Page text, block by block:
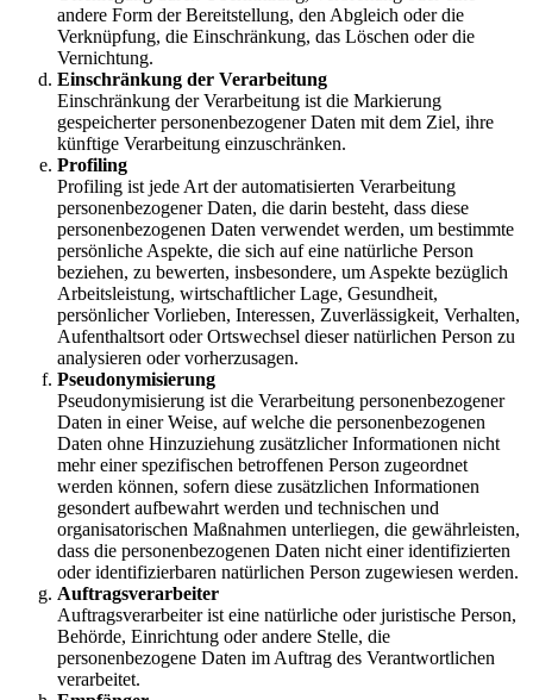
andere Form der Bereitstellung, den Abgleich oder die
Verknüpfung, die Einschränkung, das Löschen oder die
Vernichtung.
Einschränkung der Verarbeitung
Einschränkung der Verarbeitung ist die Markierung
gespeicherter personenbezogener Daten mit dem Ziel, ihre
künftige Verarbeitung einzuschränken.
Profiling
Profiling ist jede Art der automatisierten Verarbeitung
personenbezogener Daten, die darin besteht, dass diese
personenbezogenen Daten verwendet werden, um bestimmte
persönliche Aspekte, die sich auf eine natürliche Person
beziehen, zu bewerten, insbesondere, um Aspekte bezüglich
Arbeitsleistung, wirtschaftlicher Lage, Gesundheit,
persönlicher Vorlieben, Interessen, Zuverlässigkeit, Verhalten,
Aufenthaltsort oder Ortswechsel dieser natürlichen Person zu
analysieren oder vorherzusagen.
Pseudonymisierung
Pseudonymisierung ist die Verarbeitung personenbezogener
Daten in einer Weise, auf welche die personenbezogenen
Daten ohne Hinzuziehung zusätzlicher Informationen nicht
mehr einer spezifischen betroffenen Person zugeordnet
werden können, sofern diese zusätzlichen Informationen
gesondert aufbewahrt werden und technischen und
organisatorischen Maßnahmen unterliegen, die gewährleisten,
dass die personenbezogenen Daten nicht einer identifizierten
oder identifizierbaren natürlichen Person zugewiesen werden.
Auftragsverarbeiter
Auftragsverarbeiter ist eine natürliche oder juristische Person,
Behörde, Einrichtung oder andere Stelle, die
personenbezogene Daten im Auftrag des Verantwortlichen
verarbeitet.